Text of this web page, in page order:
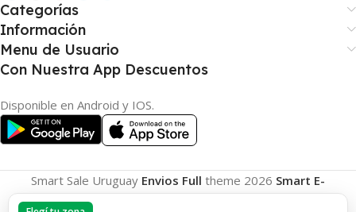
Categorías
Información
Menu de Usuario
Con Nuestra App Descuentos
Disponible en Android y IOS.
Smart Sale Uruguay Envios Full theme 2026 Smart E-